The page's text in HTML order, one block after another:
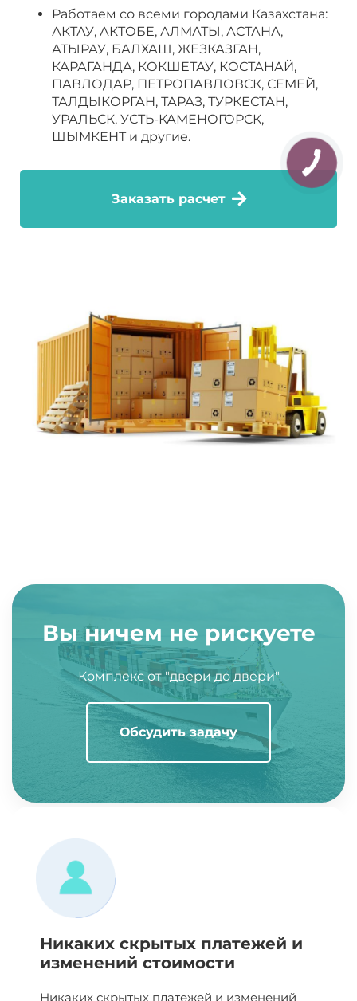
Работаем со всеми городами Казахстана:
АКТАУ, АКТОБЕ, АЛМАТЫ, АСТАНА,
АТЫРАУ, БАЛХАШ, ЖЕЗКАЗГАН,
КАРАГАНДА, КОКШЕТАУ, КОСТАНАЙ,
ПАВЛОДАР, ПЕТРОПАВЛОВСК, СЕМЕЙ,
ТАЛДЫКОРГАН, ТАРАЗ, ТУРКЕСТАН,
УРАЛЬСК, УСТЬ-КАМЕНОГОРСК,
ШЫМКЕНТ и другие.
Заказать расчет
Вы ничем не рискуете
Комплекс от "двери до двери"
Обсудить задачу
Никаких скрытых платежей и
изменений стоимости
Никаких скрытых платежей и изменений